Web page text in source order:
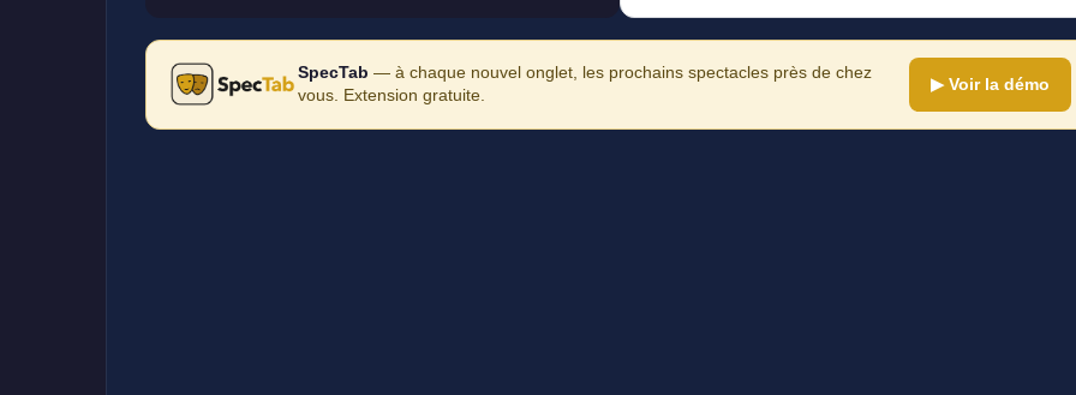
SpecTab — à chaque nouvel onglet, les prochains spectacles près de chez
vous. Extension gratuite.
▶ Voir la démo